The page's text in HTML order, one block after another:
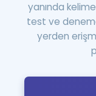
yanında
test ve
yerden